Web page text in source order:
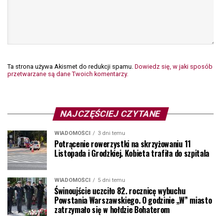
Ta strona używa Akismet do redukcji spamu. Dowiedz się, w jaki sposób
przetwarzane są dane Twoich komentarzy.
NAJCZĘŚCIEJ CZYTANE
WIADOMOŚCI 3 dni temu
Potrącenie rowerzystki na skrzyżowaniu 11
Listopada i Grodzkiej. Kobieta trafiła do szpitala
WIADOMOŚCI 5 dni temu
Świnoujście uczciło 82. rocznicę wybuchu
Powstania Warszawskiego. O godzinie „W” miasto
zatrzymało się w hołdzie Bohaterom